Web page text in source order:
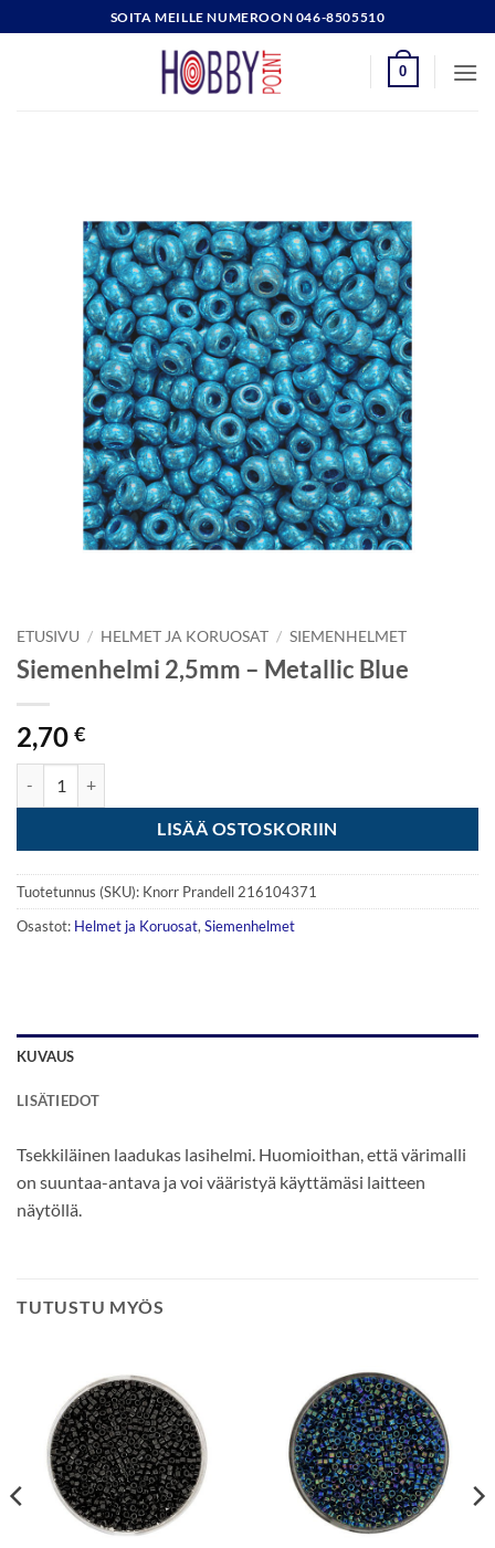
to
SOITA MEILLE NUMEROON 046-8505510
0
ETUSIVU / HELMET JA KORUOSAT / SIEMENHELMET
Siemenhelmi 2,5mm – Metallic Blue
2,70 €
LISÄÄ OSTOSKORIIN
Tuotetunnus (SKU): Knorr Prandell 216104371
Osastot: Helmet ja Koruosat, Siemenhelmet
KUVAUS
LISÄTIEDOT
Tsekkiläinen laadukas lasihelmi. Huomioithan, että värimalli
on suuntaa-antava ja voi vääristyä käyttämäsi laitteen
näytöllä.
TUTUSTU MYÖS